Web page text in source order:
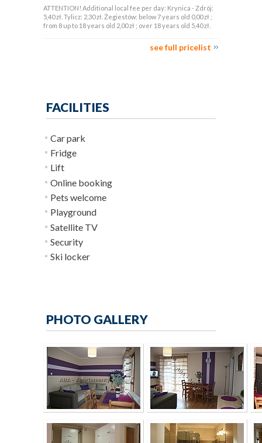
ATTENTION! Additional local fee per day: Krynica - Zdrój:
5,40 zł. Tylicz: 2,30 zł. Żegiestów: below 7 years old 0,00 zł ;
from 8 up to 18 years old 2,00 zł ; over 18 years old 5,40 zł.
see full pricelist
FACILITIES
Car park
Fridge
Lift
Online booking
Pets welcome
Playground
Satellite TV
Security
Ski locker
PHOTO GALLERY